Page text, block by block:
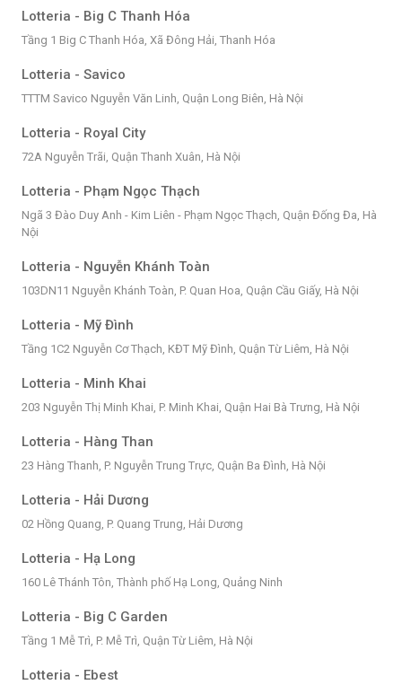
Lotteria - Big C Thanh Hóa
Tầng 1 Big C Thanh Hóa, Xã Đông Hải, Thanh Hóa
Lotteria - Savico
TTTM Savico Nguyễn Văn Linh, Quận Long Biên, Hà Nội
Lotteria - Royal City
72A Nguyễn Trãi, Quận Thanh Xuân, Hà Nội
Lotteria - Phạm Ngọc Thạch
Ngã 3 Đào Duy Anh - Kim Liên - Phạm Ngọc Thạch, Quận Đống Đa, Hà
Nội
Lotteria - Nguyễn Khánh Toàn
103DN11 Nguyễn Khánh Toàn, P. Quan Hoa, Quận Cầu Giấy, Hà Nội
Lotteria - Mỹ Đình
Tầng 1C2 Nguyễn Cơ Thạch, KĐT Mỹ Đình, Quận Từ Liêm, Hà Nội
Lotteria - Minh Khai
203 Nguyễn Thị Minh Khai, P. Minh Khai, Quận Hai Bà Trưng, Hà Nội
Lotteria - Hàng Than
23 Hàng Thanh, P. Nguyễn Trung Trực, Quận Ba Đình, Hà Nội
Lotteria - Hải Dương
02 Hồng Quang, P. Quang Trung, Hải Dương
Lotteria - Hạ Long
160 Lê Thánh Tôn, Thành phố Hạ Long, Quảng Ninh
Lotteria - Big C Garden
Tầng 1 Mễ Trì, P. Mễ Trì, Quận Từ Liêm, Hà Nội
Lotteria - Ebest